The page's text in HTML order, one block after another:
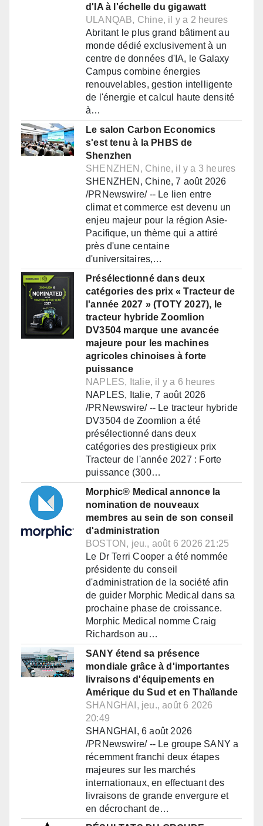
d'IA à l'échelle du gigawatt
ULANQAB, Chine, il y a 2 heures
Abritant le plus grand bâtiment au
monde dédié exclusivement à un
centre de données d'IA, le Galaxy
Campus combine énergies
renouvelables, gestion intelligente
de l'énergie et calcul haute densité
à…
Le salon Carbon Economics
s'est tenu à la PHBS de
Shenzhen
SHENZHEN, Chine, il y a 3 heures
SHENZHEN, Chine, 7 août 2026
/PRNewswire/ -- Le lien entre
climat et commerce est devenu un
enjeu majeur pour la région Asie-
Pacifique, un thème qui a attiré
près d'une centaine
d'universitaires,…
Présélectionné dans deux
catégories des prix « Tracteur de
l'année 2027 » (TOTY 2027), le
tracteur hybride Zoomlion
DV3504 marque une avancée
majeure pour les machines
agricoles chinoises à forte
puissance
NAPLES, Italie, il y a 6 heures
NAPLES, Italie, 7 août 2026
/PRNewswire/ -- Le tracteur hybride
DV3504 de Zoomlion a été
présélectionné dans deux
catégories des prestigieux prix
Tracteur de l'année 2027 : Forte
puissance (300…
Morphic® Medical annonce la
nomination de nouveaux
membres au sein de son conseil
d'administration
BOSTON, jeu., août 6 2026 21:25
Le Dr Terri Cooper a été nommée
présidente du conseil
d'administration de la société afin
de guider Morphic Medical dans sa
prochaine phase de croissance.
Morphic Medical nomme Craig
Richardson au…
SANY étend sa présence
mondiale grâce à d'importantes
livraisons d'équipements en
Amérique du Sud et en Thaïlande
SHANGHAI, jeu., août 6 2026
20:49
SHANGHAI, 6 août 2026
/PRNewswire/ -- Le groupe SANY a
récemment franchi deux étapes
majeures sur les marchés
internationaux, en effectuant des
livraisons de grande envergure et
en décrochant de…